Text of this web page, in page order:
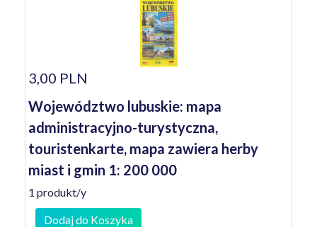
3,00 PLN
Województwo lubuskie: mapa
administracyjno-turystyczna,
touristenkarte, mapa zawiera herby
miast i gmin 1: 200 000
1 produkt/y
Dodaj do Koszyka